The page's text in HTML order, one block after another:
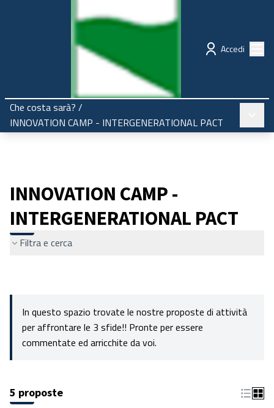
Regione Emilia-Romagna Partecipazione
Accedi
Che costa sarà? /
INNOVATION CAMP - INTERGENERATIONAL PACT
INNOVATION CAMP -
INTERGENERATIONAL PACT
Filtra e cerca
In questo spazio trovate le nostre proposte di attività
per affrontare le 3 sfide!! Pronte per essere
commentate ed arricchite da voi.
5 proposte